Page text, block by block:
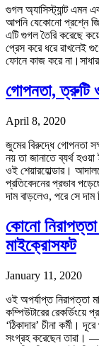
গুগল অ্যাসিস্ট্যান্ট এমন
আপনি যেকোনো প্রশ্নে
এটি গুগল তৈরি করেছে
প্রেস করে ধরে রাখলেই
ফোনে কাজ করে
গোপনতা, ত্রুটি
April 8, 2020
জুমের বিরুদ্ধে গোপনতা
নয় তা জানাতে ব্যর্থ
ওই শেয়ারহোল্ডার।
প্রতিবেদনের প্রভাব
দাম বাড়লেও, পরে সে
কোনো
মাইক্রোসফট
January 11, 2020
ওই অপর্যাপ্ত নিরাপত্তা
কম্পিউটারের রেকর্ডিংয়ে
‘ঠিকাদার’ চীনা কর্মী।
সংগ্রহ করেছেন তারা। —